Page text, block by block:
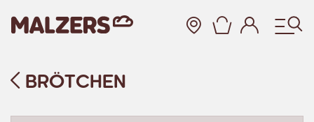
Zum Hauptinhalt
BRÖTCHEN